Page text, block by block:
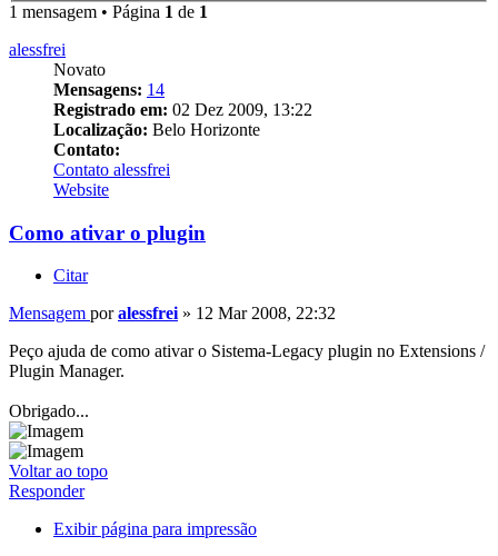
1 mensagem • Página 1 de 1
alessfrei
Novato
Mensagens: 14
Registrado em: 02 Dez 2009, 13:22
Localização: Belo Horizonte
Contato:
Contato alessfrei
Website
Como ativar o plugin
Citar
Mensagem poralessfrei » 12 Mar 2008, 22:32
Peço ajuda de como ativar o Sistema-Legacy plugin no Extensions /
Plugin Manager.
Obrigado...
Voltar ao topo
Responder
Exibir página para impressão